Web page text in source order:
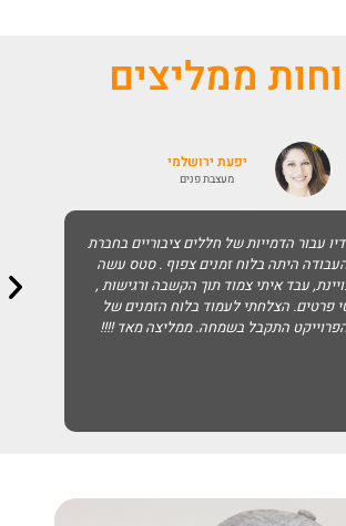
ממליצים
עבור הדמייות של חללים ציבוריים בחברת
היתה בלוח זמנים צפוף . סטס עשה
עבד איתי צמוד תוך הקשבה ורגישות ,
פרטים. הצלחתי לעמוד בלוח הזמנים של
התקבל בשמחה. ממליצה מאד !!!!
יפעת ירושלמי
מעצבת פנים